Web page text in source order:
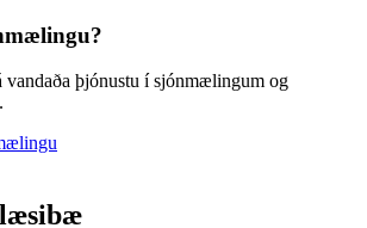
vandaða þjónustu í sjónmælingum og